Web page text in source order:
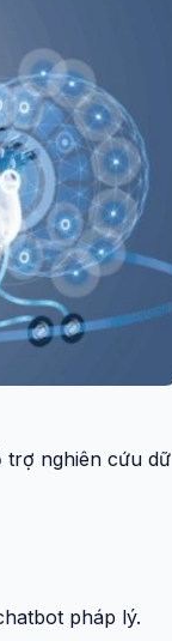
trợ nghiên cứu dữ
pháp lý.